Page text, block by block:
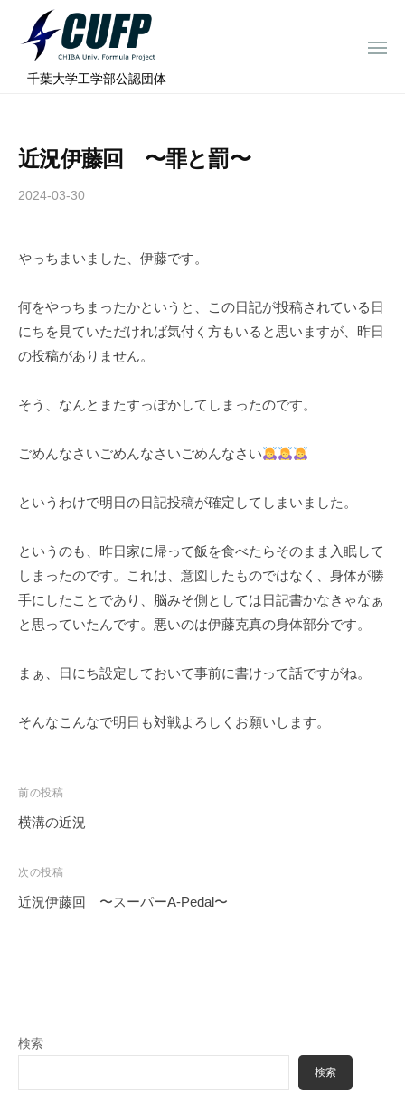
千
学
ォ
ミ
ラ
プ
ロ
ェ
ト
⠀千葉大学工学部公認団体
メ
近況伊藤回 〜罪と罰〜
2024-03-30
h
b
a
r
u
a
やっちまいました、伊藤です。
何をやっちまったかというと、この日記が投稿されている日
にちを見ていただければ気付く方もいると思いますが、昨日
の投稿がありません。
そう、なんとまたすっぽかしてしまったのです。
ごめんなさいごめんなさいごめんなさい
というわけで明日の日記投稿が確定してしまいました。
というのも、昨日家に帰って飯を食べたらそのまま入眠して
しまったのです。これは、意図したものではなく、身体が勝
手にしたことであり、脳みそ側としては日記書かなきゃなぁ
と思っていたんです。悪いのは伊藤克真の身体部分です。
まぁ、日にち設定しておいて事前に書けって話ですがね。
そんなこんなで明日も対戦よろしくお願いします。
投
稿
ビ
ゲ
前の投稿
横溝の近況
次の投稿
近況伊藤回 〜スーパーA-Pedal〜
検索
検索
ミ
ラ
ェ
ト